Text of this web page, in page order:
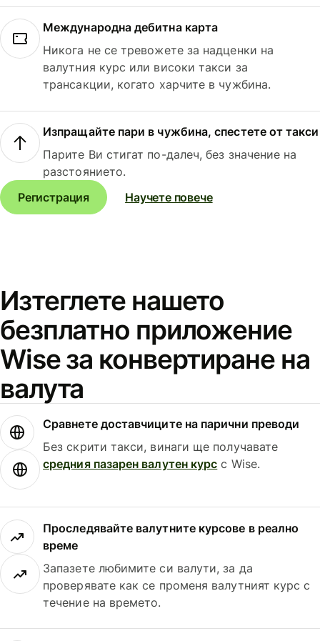
Международна дебитна карта
Никога не се тревожете за надценки на
валутния курс или високи такси за
трансакции, когато харчите в чужбина.
Изпращайте пари в чужбина, спестете от такси
Парите Ви стигат по-далеч, без значение на
разстоянието.
Регистрация
Научете повече
Изтеглете нашето
безплатно приложение
Wise за конвертиране на
валута
Сравнете доставчиците на парични преводи
Без скрити такси, винаги ще получавате
средния пазарен валутен курс с Wise.
Проследявайте валутните курсове в реално
време
Запазете любимите си валути, за да
проверявате как се променя валутният курс с
течение на времето.